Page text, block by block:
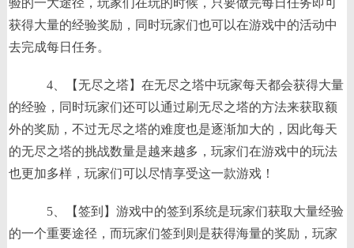
验的一大途径，玩家们在玩的时候，只要做完每日任务即可
获得大量的经验奖励，同时玩家们也可以在游戏中的活动中
去完成每日任务。
4、【无尽之塔】在无尽之塔中玩家每天都会获得大量
的经验，同时玩家们还可以通过刷无尽之塔的方法来获取额
外的奖励，不过无尽之塔的难度也是逐渐加大的，因此每天
的无尽之塔的挑战数量是越来越多，玩家们在游戏中的玩法
也更加多样，玩家们可以尽情享受这一款游戏！
5、【签到】游戏中的签到系统是玩家们获取大量经验
的一个重要途径，而玩家们签到则是获得海量的奖励，玩家